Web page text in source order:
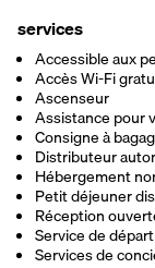
services
Accessible aux
Accès Wi-Fi
Ascenseur
Assistance pour
Consigne à
Distributeur
Hébergement
Petit déjeuner
Réception
Service de
Services de